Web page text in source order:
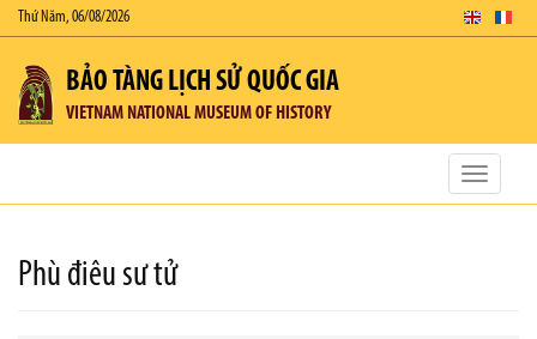
Thứ Năm, 06/08/2026
BẢO TÀNG LỊCH SỬ QUỐC GIA
VIETNAM NATIONAL MUSEUM OF HISTORY
Toggle
Phù điêu sư tử